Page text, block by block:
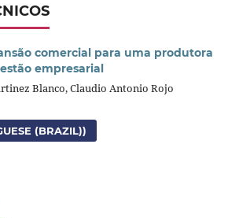
comercial para uma produtora
empresarial
Blanco, Claudio Antonio Rojo
(BRAZIL))